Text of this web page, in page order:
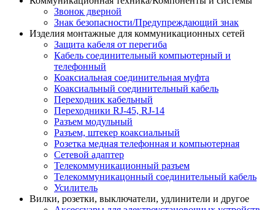
Звонок дверной
Знак безопасности/Предупреждающий знак
Изделия монтажные для коммуникационных сетей
Защита кабеля от перегиба
Кабель соединительный компьютерный и
телефонный
Коаксиальная соединительная муфта
Коаксиальный соединительный кабель
Переходник кабельный
Переходники RJ-45, RJ-14
Разъем модульный
Разъем, штекер коаксиальный
Розетка медная телефонная и компьютерная
Сетевой адаптер
Телекоммуникационный разъем
Телекоммуникацонный соединительный кабель
Усилитель
Вилки, розетки, выключатели, удлинители и другое